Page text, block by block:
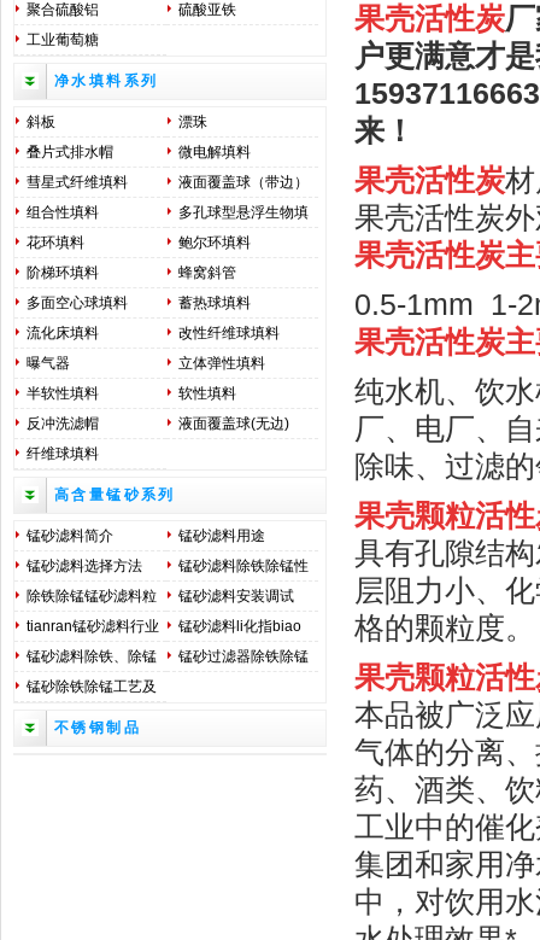
果壳活性炭
户更满意才
来！
果壳活性炭
果壳活性炭
果壳活性炭
0.5-1mm 1-
果壳活性炭
纯水机、饮
厂、电厂、
除味、过滤
果壳颗粒活
具有孔隙结
层阻力小、
格的颗粒度。
果壳颗粒活
本品被广泛
气体的分离
药、酒类、
工业中的催
集团和家用
中，对饮用
聚合硫酸铝
硫酸亚铁
工业葡萄糖
净水填料系列
斜板
漂珠
叠片式排水帽
微电解填料
彗星式纤维填料
液面覆盖球（带边）
组合性填料
多孔球型悬浮生物填
料
花环填料
鲍尔环填料
阶梯环填料
蜂窝斜管
多面空心球填料
蓄热球填料
流化床填料
改性纤维球填料
曝气器
立体弹性填料
半软性填料
软性填料
反冲洗滤帽
液面覆盖球(无边)
纤维球填料
高含量锰砂系列
锰砂滤料简介
锰砂滤料用途
锰砂滤料选择方法
锰砂滤料除铁除锰性
能用途
除铁除锰锰砂滤料粒
径选择及装填调试方
法
锰砂滤料安装调试
tianran锰砂滤料行业
标*
锰砂滤料li化指biao
锰砂滤料除铁、除锰
原理
锰砂过滤器除铁除锰
锰砂除铁除锰工艺及
安装调试方法
不锈钢制品